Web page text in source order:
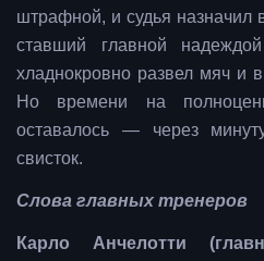
штрафной, и судья назначил
ставший главной
хладнокровно развел мяч и
Но времени на
оставалось — через
свисток.
Слова главных тренеров
Карло Анчелотти